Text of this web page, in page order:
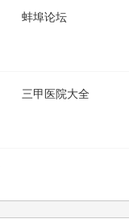
蚌埠论坛
三甲医院大全